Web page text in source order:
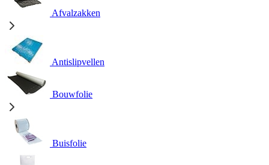
Afvalzakken
Antislipvellen
Bouwfolie
Buisfolie